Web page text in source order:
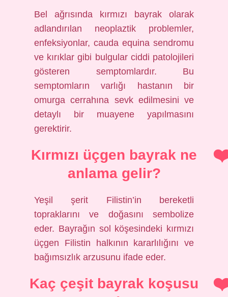
Bel ağrısında kırmızı bayrak olarak
adlandırılan neoplaztik problemler,
enfeksiyonlar, cauda equina sendromu
ve kırıklar gibi bulgular ciddi patolojileri
gösteren semptomlardır. Bu
semptomların varlığı hastanın bir
omurga cerrahına sevk edilmesini ve
detaylı bir muayene yapılmasını
gerektirir.
Kırmızı üçgen bayrak ne
anlama gelir?
Yeşil şerit Filistin’in bereketli
topraklarını ve doğasını sembolize
eder. Bayrağın sol köşesindeki kırmızı
üçgen Filistin halkının kararlılığını ve
bağımsızlık arzusunu ifade eder.
Kaç çeşit bayrak koşusu